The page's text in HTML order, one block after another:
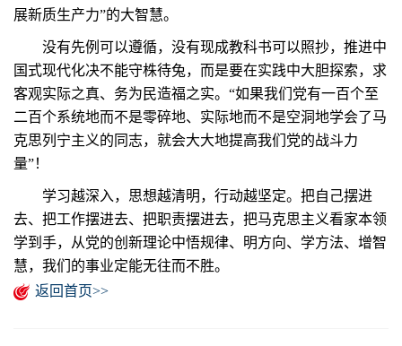
展新质生产力”的大智慧。
没有先例可以遵循，没有现成教科书可以照抄，推进中
国式现代化决不能守株待兔，而是要在实践中大胆探索，求
客观实际之真、务为民造福之实。“如果我们党有一百个至
二百个系统地而不是零碎地、实际地而不是空洞地学会了马
克思列宁主义的同志，就会大大地提高我们党的战斗力
量”！
学习越深入，思想越清明，行动越坚定。把自己摆进
去、把工作摆进去、把职责摆进去，把马克思主义看家本领
学到手，从党的创新理论中悟规律、明方向、学方法、增智
慧，我们的事业定能无往而不胜。
返回首页>>